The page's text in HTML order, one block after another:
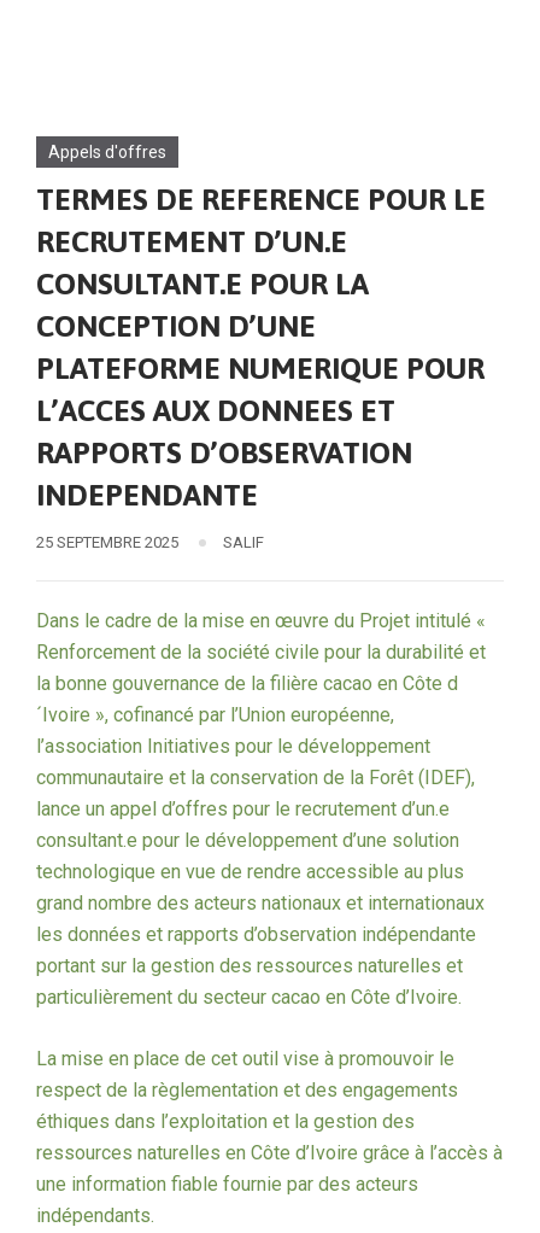
Appels d'offres
TERMES DE REFERENCE POUR LE
RECRUTEMENT D’UN.E
CONSULTANT.E POUR LA
CONCEPTION D’UNE
PLATEFORME NUMERIQUE POUR
L’ACCES AUX DONNEES ET
RAPPORTS D’OBSERVATION
INDEPENDANTE
25 SEPTEMBRE 2025 SALIF
Dans le cadre de la mise en œuvre du Projet intitulé «
Renforcement de la société civile pour la durabilité et
la bonne gouvernance de la filière cacao en Côte d
´Ivoire », cofinancé par l’Union européenne,
l’association Initiatives pour le développement
communautaire et la conservation de la Forêt (IDEF),
lance un appel d’offres pour le recrutement d’un.e
consultant.e pour le développement d’une solution
technologique en vue de rendre accessible au plus
grand nombre des acteurs nationaux et internationaux
les données et rapports d’observation indépendante
portant sur la gestion des ressources naturelles et
particulièrement du secteur cacao en Côte d’Ivoire.
La mise en place de cet outil vise à promouvoir le
respect de la règlementation et des engagements
éthiques dans l’exploitation et la gestion des
ressources naturelles en Côte d’Ivoire grâce à l’accès à
une information fiable fournie par des acteurs
indépendants.